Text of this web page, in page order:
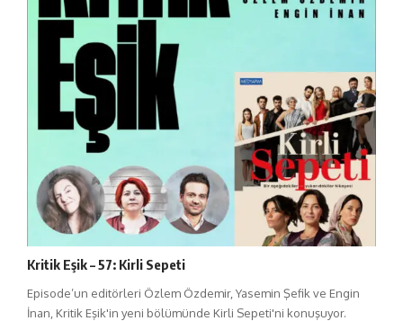
Kritik Eşik – 57: Kirli Sepeti
Episode’un editörleri Özlem Özdemir, Yasemin Şefik ve Engin
İnan, Kritik Eşik'in yeni bölümünde Kirli Sepeti'ni konuşuyor.